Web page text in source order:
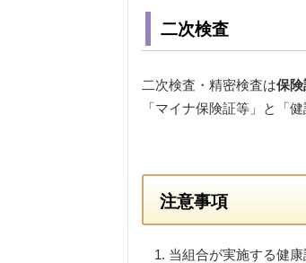
二次検査
二次検査・精密検査は保険
「マイナ保険証等」と「
注意事項
当組合が実施する健